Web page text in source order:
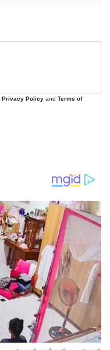
Privacy Policy and Terms of